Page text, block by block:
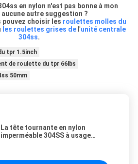
en nylon n'est pas bonne à mon
aucune autre suggestion ?
pouvez choisir les roulettes molles du
les roulettes grises de l'unité centrale
304ss.
tpr 1.5inch
de roulette du tpr 66lbs
50mm
La tête tournante en nylon
imperméable 304SS à usage
clef des roulettes